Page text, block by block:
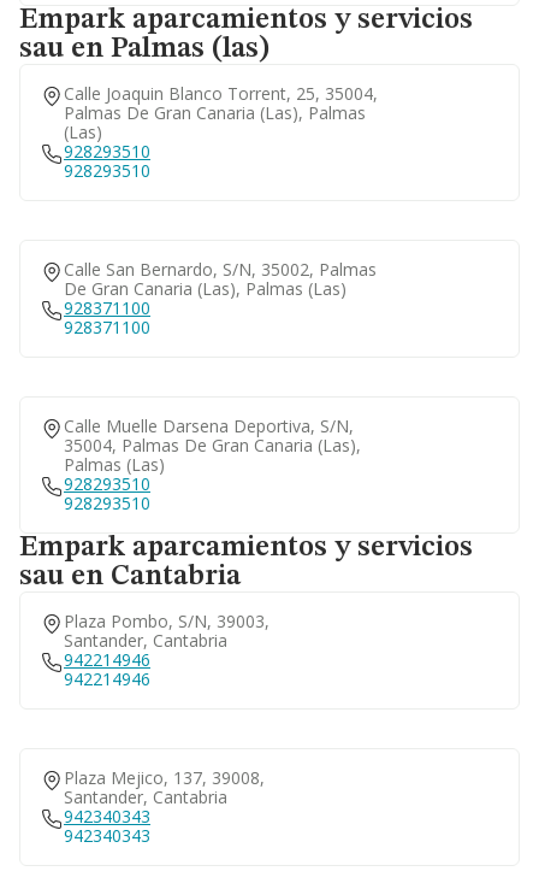
Empark aparcamientos y servicios
sau en Palmas (las)
Calle Joaquin Blanco Torrent, 25, 35004,
Palmas De Gran Canaria (las), Palmas
(las)
928293510
928293510
Calle San Bernardo, S/n, 35002, Palmas
De Gran Canaria (las), Palmas (las)
928371100
928371100
Calle Muelle Darsena Deportiva, S/n,
35004, Palmas De Gran Canaria (las),
Palmas (las)
928293510
928293510
Empark aparcamientos y servicios
sau en Cantabria
Plaza Pombo, S/n, 39003,
Santander, Cantabria
942214946
942214946
Plaza Mejico, 137, 39008,
Santander, Cantabria
942340343
942340343